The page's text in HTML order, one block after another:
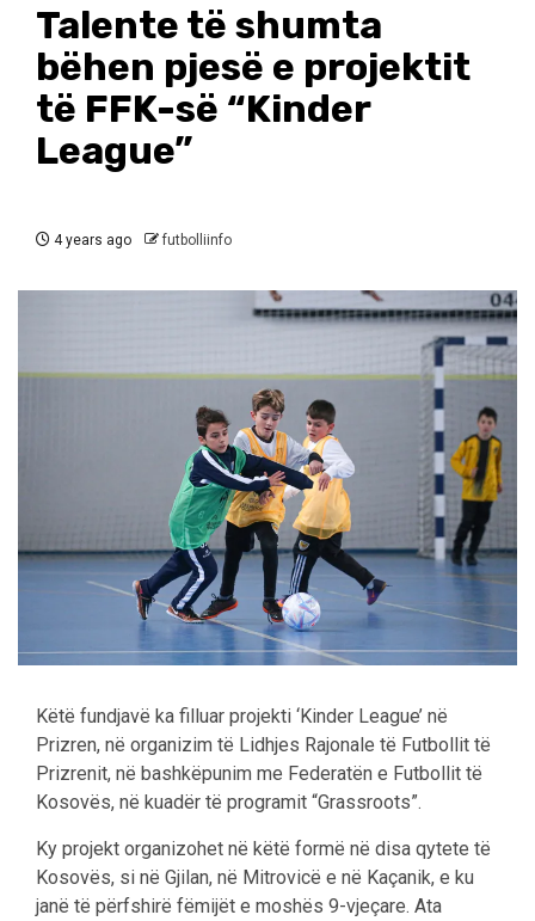
Talente të shumta
bëhen pjesë e projektit
të FFK-së “Kinder
League”
4 years ago futbolliinfo
Këtë fundjavë ka filluar projekti ‘Kinder League’ në
Prizren, në organizim të Lidhjes Rajonale të Futbollit të
Prizrenit, në bashkëpunim me Federatën e Futbollit të
Kosovës, në kuadër të programit “Grassroots”.
Ky projekt organizohet në këtë formë në disa qytete të
Kosovës, si në Gjilan, në Mitrovicë e në Kaçanik, e ku
janë të përfshirë fëmijët e moshës 9-vjeçare. Ata